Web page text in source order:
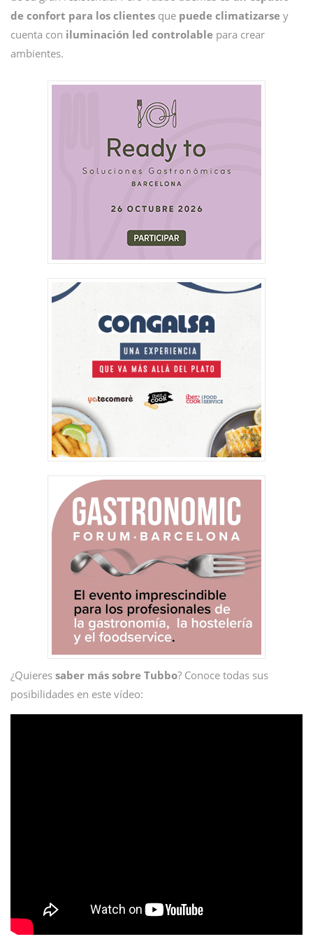
de confort para los clientes que puede climatizarse y
cuenta con iluminación led controlable para crear
ambientes.
¿Quieres saber más sobre Tubbo? Conoce todas sus
posibilidades en este vídeo: